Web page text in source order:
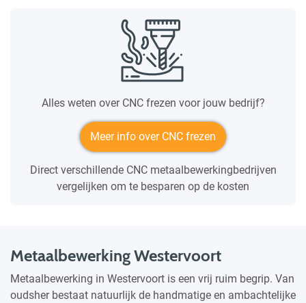
Alles weten over CNC frezen voor jouw bedrijf?
Meer info over CNC frezen
Direct verschillende CNC metaalbewerkingbedrijven
vergelijken om te besparen op de kosten
Metaalbewerking Westervoort
Metaalbewerking in Westervoort is een vrij ruim begrip. Van
oudsher bestaat natuurlijk de handmatige en ambachtelijke